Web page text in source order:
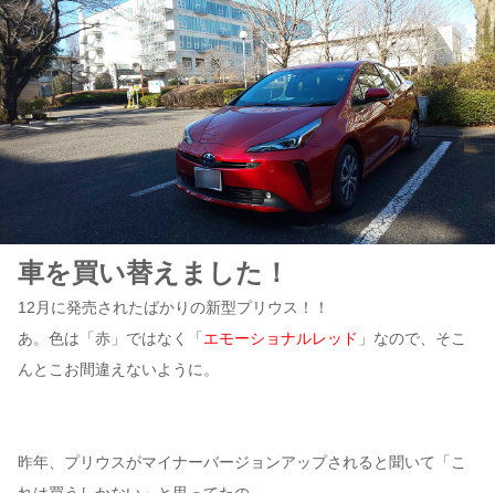
車を買い替えました！
12月に発売されたばかりの新型プリウス！！
あ。色は「赤」ではなく「 エモーショナルレッド 」なので、そこ
んとこお間違えないように。
昨年、プリウスがマイナーバージョンアップされると聞いて「こ